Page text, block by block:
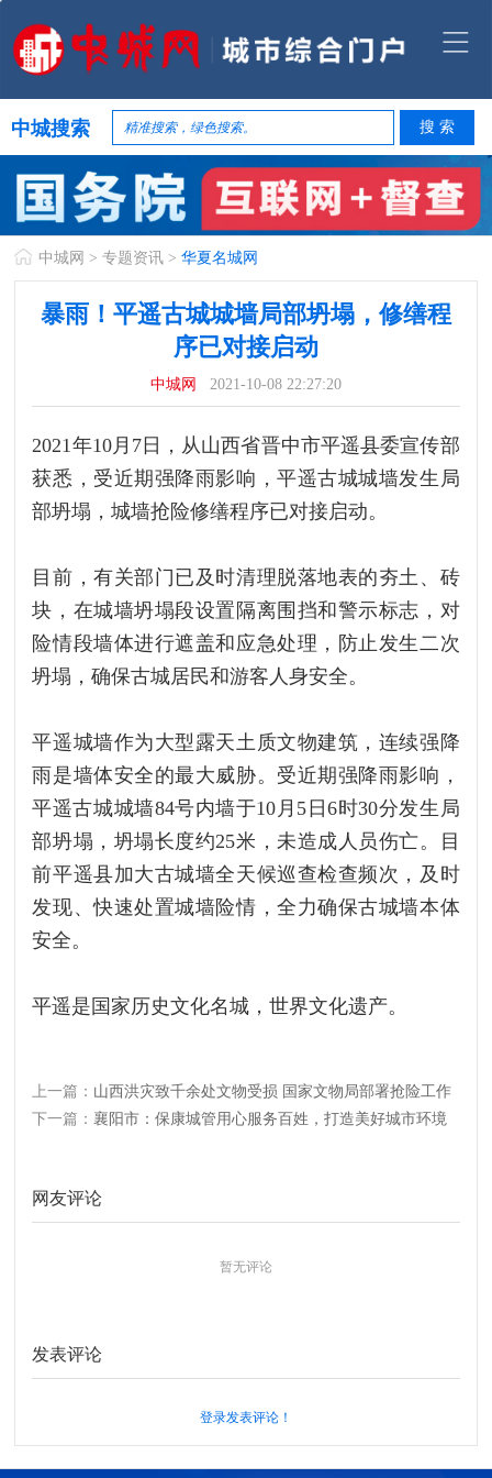
中城搜索
中城网 >专题资讯 >华夏名城网
暴雨！平遥古城城墙局部坍塌，修缮程
序已对接启动
中城网 2021-10-08 22:27:20
2021年10月7日，从山西省晋中市平遥县委宣传部
获悉，受近期强降雨影响，平遥古城城墙发生局
部坍塌，城墙抢险修缮程序已对接启动。
目前，有关部门已及时清理脱落地表的夯土、砖
块，在城墙坍塌段设置隔离围挡和警示标志，对
险情段墙体进行遮盖和应急处理，防止发生二次
坍塌，确保古城居民和游客人身安全。
平遥城墙作为大型露天土质文物建筑，连续强降
雨是墙体安全的最大威胁。受近期强降雨影响，
平遥古城城墙84号内墙于10月5日6时30分发生局
部坍塌，坍塌长度约25米，未造成人员伤亡。目
前平遥县加大古城墙全天候巡查检查频次，及时
发现、快速处置城墙险情，全力确保古城墙本体
安全。
平遥是国家历史文化名城，世界文化遗产。
上一篇： 山西洪灾致千余处文物受损 国家文物局部署抢险工作
下一篇：襄阳市：保康城管用心服务百姓，打造美好城市环境
网友评论
暂无评论
发表评论
登录发表评论！